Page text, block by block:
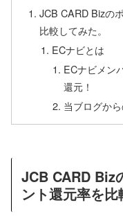
JCB CARD Bizの
比較してみた。
ECナビとは
ECナビメン
還元！
当ブログか
JCB CARD Biz
ント還元率を比